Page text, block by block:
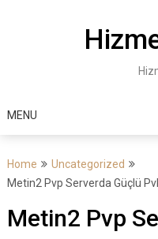
MENU
Home
Uncategorized
Metin2 Pvp Serverda Güçlü
Metin2 Pvp